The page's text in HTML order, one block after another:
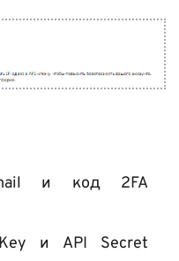
и код 2FA
и API Secret